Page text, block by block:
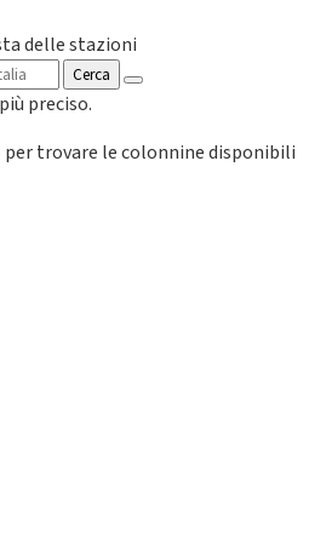
delle stazioni
Cerca
preciso.
trovare le colonnine disponibili